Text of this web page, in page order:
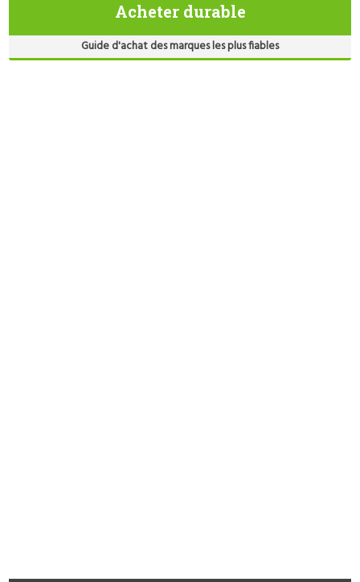
Acheter durable
Guide d'achat des marques les plus fiables